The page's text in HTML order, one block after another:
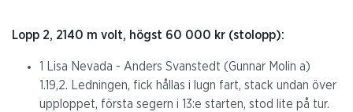
Lopp 2, 2140 m volt, högst 60 000 kr (stolopp):
1 Lisa Nevada - Anders Svanstedt (Gunnar Molin a)
1.19,2. Ledningen, fick hållas i lugn fart, stack undan över
upploppet, första segern i 13:e starten, stod lite på tur.